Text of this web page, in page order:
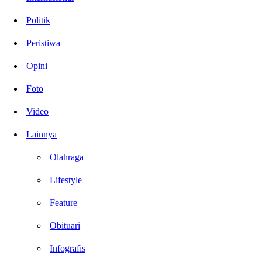
Politik
Peristiwa
Opini
Foto
Video
Lainnya
Olahraga
Lifestyle
Feature
Obituari
Infografis